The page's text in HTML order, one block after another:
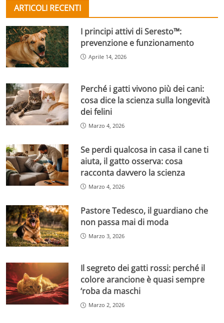
ARTICOLI RECENTI
I principi attivi di Seresto™:
prevenzione e funzionamento
Aprile 14, 2026
Perché i gatti vivono più dei cani:
cosa dice la scienza sulla longevità
dei felini
Marzo 4, 2026
Se perdi qualcosa in casa il cane ti
aiuta, il gatto osserva: cosa
racconta davvero la scienza
Marzo 4, 2026
Pastore Tedesco, il guardiano che
non passa mai di moda
Marzo 3, 2026
Il segreto dei gatti rossi: perché il
colore arancione è quasi sempre
‘roba da maschi
Marzo 2, 2026